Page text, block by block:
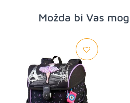
Možda bi Vas